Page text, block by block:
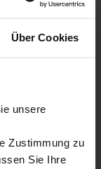
Über Cookies
unsere
Zustimmung zu
Sie Ihre